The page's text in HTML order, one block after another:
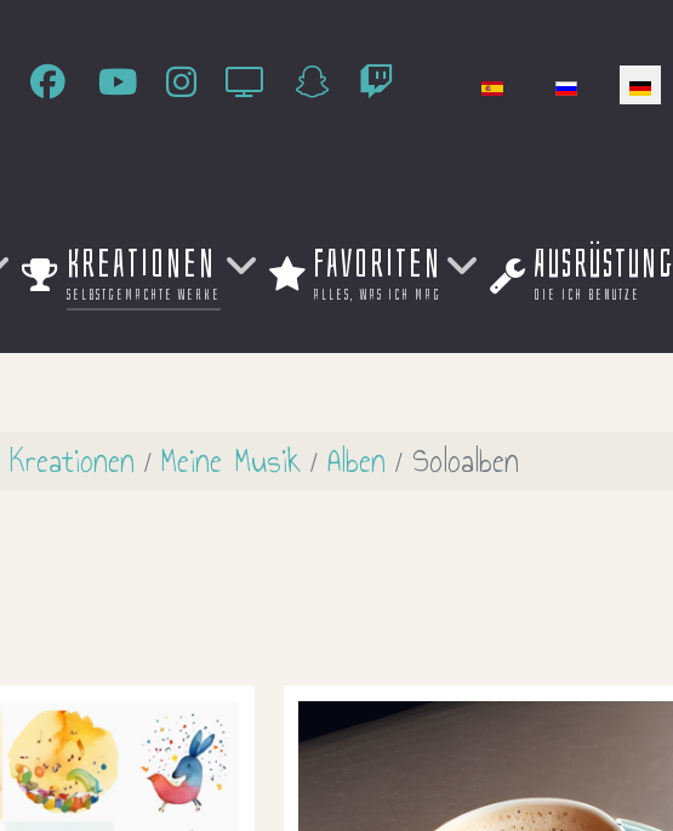
Sprache auswählen
Kreationen
selbstgemachte werke
Favoriten
alles, was ich mag
Ausrüstung
die ich benutze
Kreationen Meine Musik Alben Soloalben